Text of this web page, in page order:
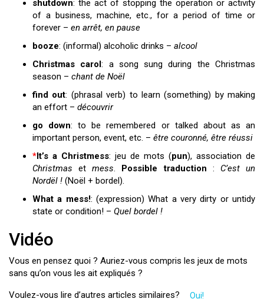
shutdown: the act of stopping the operation or activity
of a business, machine, etc., for a period of time or
forever – en arrêt, en pause
booze: (informal) alcoholic drinks – alcool
Christmas carol: a song sung during the Christmas
season – chant de Noël
find out: (phrasal verb) to learn (something) by making
an effort – découvrir
go down: to be remembered or talked about as an
important person, event, etc. – être couronné, être réussi
*It’s a Christmess: jeu de mots (pun), association de
Christmas etmess. Possible traduction : C’est un
Nordël ! (Noël + bordel).
What a mess!: (expression) What a very dirty or untidy
state or condition! – Quel bordel !
Vidéo
Vous en pensez quoi ? Auriez-vous compris les jeux de mots
sans qu’on vous les ait expliqués ?
Voulez-vous lire d’autres articles similaires? Oui!